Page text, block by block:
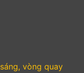
vòng quay